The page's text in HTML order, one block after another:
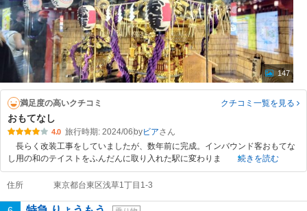
147
満足度の高いクチコミ クチコミ一覧を見る
おもてなし
4.0 旅行時期: 2024/06 byビア
長らく改装工事をしていましたが、数年前に完成。インバウンド客おもてな
し用の和のテイストをふんだんに取り入れた駅に変わりま
続きを読む
住所 東京都台東区浅草1丁目1-3